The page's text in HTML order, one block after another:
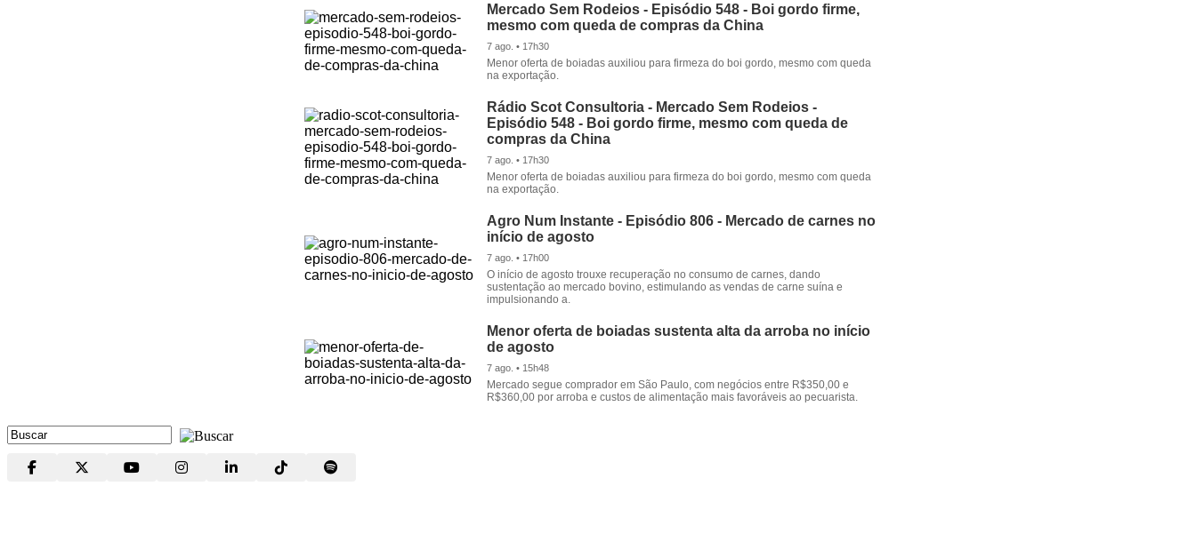
Mercado Sem Rodeios - Episódio 548 - Boi gordo firme,
mesmo com queda de compras da China
7 ago. • 17h30
Menor oferta de boiadas auxiliou para firmeza do boi gordo, mesmo com queda
na exportação.
Rádio Scot Consultoria - Mercado Sem Rodeios -
Episódio 548 - Boi gordo firme, mesmo com queda de
compras da China
7 ago. • 17h30
Menor oferta de boiadas auxiliou para firmeza do boi gordo, mesmo com queda
na exportação.
Agro Num Instante - Episódio 806 - Mercado de carnes no
início de agosto
7 ago. • 17h00
O início de agosto trouxe recuperação no consumo de carnes, dando
sustentação ao mercado bovino, estimulando as vendas de carne suína e
impulsionando a.
Menor oferta de boiadas sustenta alta da arroba no início
de agosto
7 ago. • 15h48
Mercado segue comprador em São Paulo, com negócios entre R$350,00 e
R$360,00 por arroba e custos de alimentação mais favoráveis ao pecuarista.